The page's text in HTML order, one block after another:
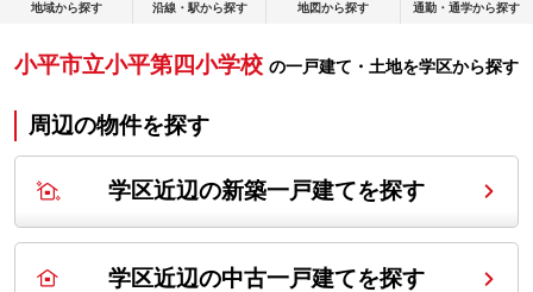
地域から探す 沿線・駅から探す 地図から探す 通勤・通学から探す
小平市立小平第四小学校 の一戸建て・土地を学区から探す
周辺の物件を探す
学区近辺の新築一戸建てを探す
学区近辺の中古一戸建てを探す